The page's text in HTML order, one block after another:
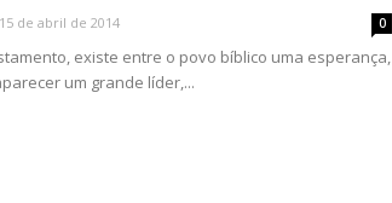
15 de abril de 2014 0
existe entre o povo bíblico uma esperança,
um grande líder,...